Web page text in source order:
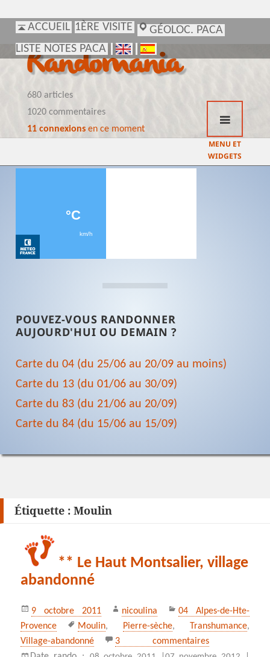
ACCUEIL 1ÈRE VISITE
GÉOLOC. PACA
LISTE NOTES PACA
Randomania
680 articles
1020 commentaires
11 connexionsen ce moment
MENU ET
WIDGETS
POUVEZ-VOUS RANDONNER
AUJOURD'HUI OU DEMAIN ?
Carte du 04 (du 25/06 au 20/09 au moins)
Carte du 13 (du 01/06 au 30/09)
Carte du 83 (du 21/06 au 20/09)
Carte du 84 (du 15/06 au 15/09)
ACCUEIL 1ÈRE VISITE
GÉOLOC. PACA
LISTE NOTES PACA
Étiquette : Moulin
** Le Haut Montsalier, village
abandonné
Publié
le
9 octobre 2011 Auteur
nicoulina Catégories
04 Alpes-de-Hte-
Provence
Mots-
clés
Moulin, Pierre-sèche, Transhumance,
Village-abandonné
3 commentairessur ** Le Haut